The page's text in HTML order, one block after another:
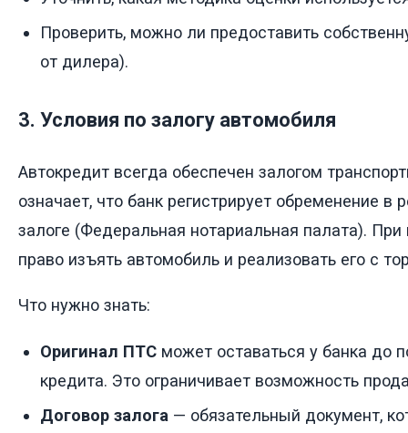
Проверить, можно ли предоставить
от дилера).
3. Условия по залогу автомобиля
Автокредит всегда обеспечен залогом
означает, что банк регистрирует обременение в
залоге (Федеральная нотариальная палата). При
право изъять автомобиль и реализовать его с
Что нужно знать:
Оригинал ПТС может оставаться у банка до
кредита. Это ограничивает возможность
Договор залога — обязательный документ,